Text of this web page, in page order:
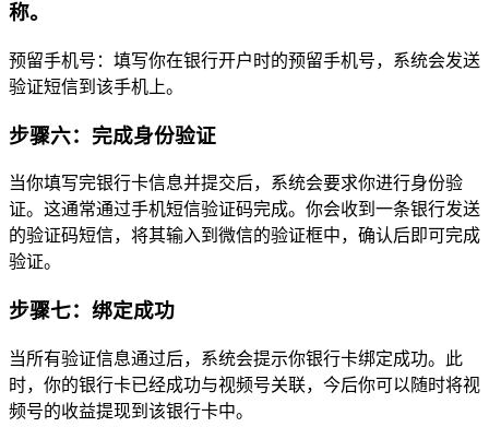
称。
预留手机号：填写你在银行开户时的预留手机号，系统会发送
验证短信到该手机上。
步骤六：完成身份验证
当你填写完银行卡信息并提交后，系统会要求你进行身份验
证。这通常通过手机短信验证码完成。你会收到一条银行发送
的验证码短信，将其输入到微信的验证框中，确认后即可完成
验证。
步骤七：绑定成功
当所有验证信息通过后，系统会提示你银行卡绑定成功。此
时，你的银行卡已经成功与视频号关联，今后你可以随时将视
频号的收益提现到该银行卡中。